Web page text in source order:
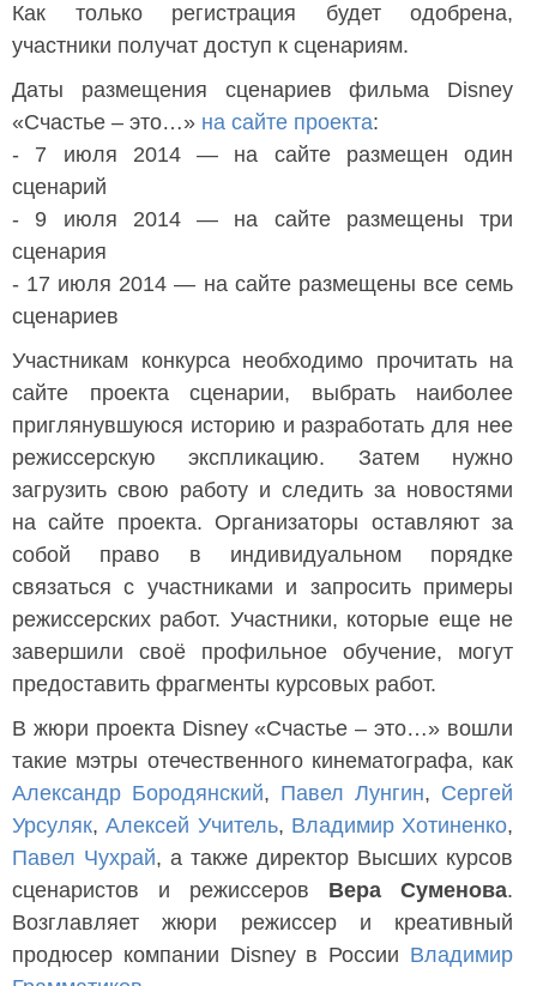
Как только регистрация будет одобрена,
участники получат доступ к сценариям.
Даты размещения сценариев фильма Disney
«Счастье – это…» на сайте проекта:
- 7 июля 2014 — на сайте размещен один
сценарий
- 9 июля 2014 — на сайте размещены три
сценария
- 17 июля 2014 — на сайте размещены все семь
сценариев
Участникам конкурса необходимо прочитать на
сайте проекта сценарии, выбрать наиболее
приглянувшуюся историю и разработать для нее
режиссерскую экспликацию. Затем нужно
загрузить свою работу и следить за новостями
на сайте проекта. Организаторы оставляют за
собой право в индивидуальном порядке
связаться с участниками и запросить примеры
режиссерских работ. Участники, которые еще не
завершили своё профильное обучение, могут
предоставить фрагменты курсовых работ.
В жюри проекта Disney «Счастье – это…» вошли
такие мэтры отечественного кинематографа, как
Александр Бородянский, Павел Лунгин, Сергей
Урсуляк,Алексей Учитель, Владимир Хотиненко,
Павел Чухрай, а также директор Высших курсов
сценаристов и режиссеров Вера Суменова.
Возглавляет жюри режиссер и креативный
продюсер компании Disney в России Владимир